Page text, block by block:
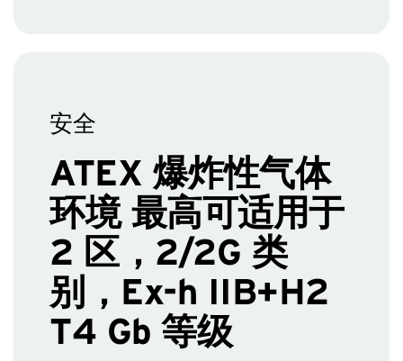
安全
ATEX 爆炸性气体
环境 最高可适用于
2 区，2/2G 类
别，Ex-h IIB+H2
T4 Gb 等级